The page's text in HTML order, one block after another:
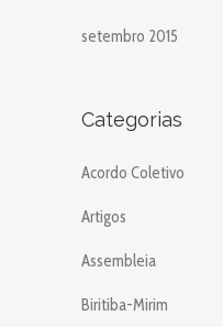
setembro 2015
Categorias
Acordo Coletivo
Artigos
Assembleia
Biritiba-Mirim